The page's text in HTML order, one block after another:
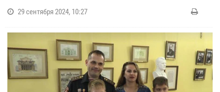
29 сентября 2024, 10:27